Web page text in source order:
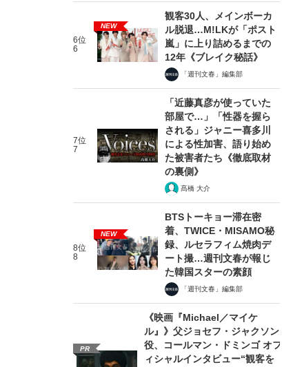
6位
6
NEW
観客30人、メインボーカ
ル脱退…M!LKが「ポスト
嵐」に上り詰めるまでの
12年《ブレイク秘話》
「週刊文春」編集部
7位
7
「近藤真彦が使っていた
部屋で…」「性器を握ら
される」ジャニー喜多川
による性加害、語り始め
た被害者たち《徹底取材
の裏側》
髙橋 大介
8位
8
NEW
BTSトーキョー滞在密
着、TWICE・MISAMO秘
録、ルセラフィム焼肉デ
ート撮…週刊文春が報じ
た韓国スターの素顔
「週刊文春」編集部
PR
《映画『Michael／マイケ
ル』》父ジョセフ・ジャクソン
役、コールマン・ドミンゴ オフ
ィシャルインタビュー“観客を